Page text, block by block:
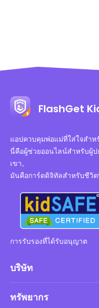
FlashGet
แอปควบคุมพ่อแม่ที่ใส่ใจสำห
นี่คือผู้ช่วยออนไลน์สำหรับผู้
เขา。
มันคือการ์ดดิจิทัลสำหรับชีวิต
การรับรองที่ได้รับอนุญาต
บริษัท
ทรัพยากร